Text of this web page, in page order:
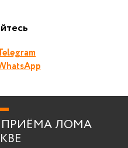
ПРИЁМА ЛОМА